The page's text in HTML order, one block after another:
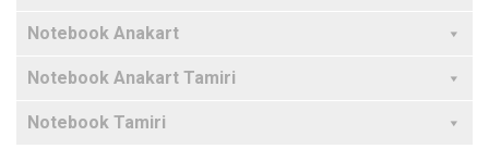
Notebook Anakart
Notebook Anakart Tamiri
Notebook Tamiri